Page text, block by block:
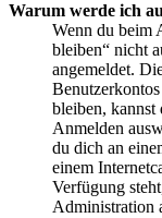
Warum werde ich
Wenn du beim
bleiben“ nicht
angemeldet.
bleiben, kannst
Anmelden
du dich an
einem
Verfügung
Administration